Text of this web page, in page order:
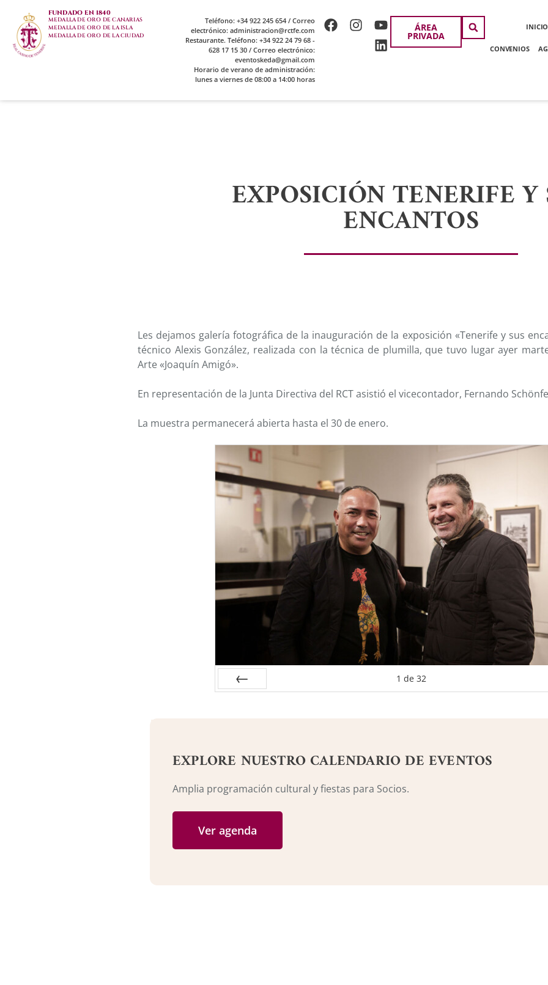
FUNDADO EN 1840
MEDALLA DE ORO DE CANARIAS
MEDALLA DE ORO DE LA ISLA
MEDALLA DE ORO DE LA CIUDAD
Teléfono: +34 922 245 654 / Correo
electrónico: administracion@rctfe.com
Restaurante. Teléfono: +34 922 24 79 68 -
628 17 15 30 / Correo electrónico:
eventoskeda@gmail.com
Horario de verano de administración:
lunes a viernes de 08:00 a 14:00 horas
ÁREA
PRIVADA
INICIO
CONVENIOS
EXPOSICIÓN TENERIFE Y
ENCANTOS
Les dejamos galería fotográfica de la inauguración de la exposición «Tenerife y sus
técnico Alexis González, realizada con la técnica de plumilla, que tuvo lugar ayer
Arte «Joaquín Amigó».
En representación de la Junta Directiva del RCT asistió el vicecontador, Fernando
La muestra permanecerá abierta hasta el 30 de enero.
1 de 32
EXPLORE NUESTRO CALENDARIO DE EVENTOS
Amplia programación cultural y fiestas para Socios.
Ver agenda